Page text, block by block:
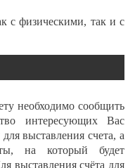
с физическими, так и с
необходимо сообщить
интересующих Вас
выставления счета, а
на который будет
выставления счёта для